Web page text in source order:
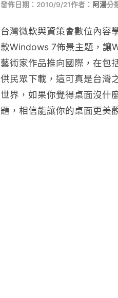
發佈日期：2010/9/21作者： 阿湯分
台灣微軟與資策會數位內容
款Windows 7佈景主題，讓
藝術家作品推向國際，在包
供民眾下載，這可真是台灣
世界，如果你覺得桌面沒什
題，相信能讓你的桌面更美